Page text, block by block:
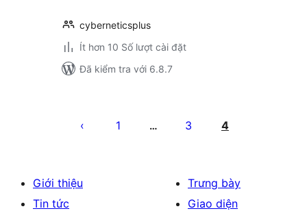
cyberneticsplus
Ít hơn 10 Số lượt cài đặt
Đã kiểm tra với 6.8.7
trang
1 … 3 4
Giới thiệu
Tin tức
Trưng bày
Giao diện